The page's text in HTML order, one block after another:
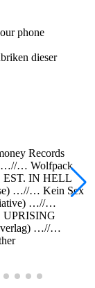
phone
dieser
Records
…//… Wolfpack
EST. IN HELL
…//… Kein Sex
…//…
…//…